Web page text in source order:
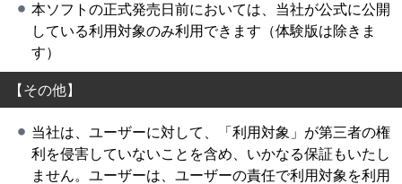
本ソフトの正式発売日前においては、当社が公式に公開
している利用対象のみ利用できます（体験版は除きま
す）
【その他】
当社は、ユーザーに対して、「利用対象」が第三者の権
利を侵害していないことを含め、いかなる保証もいたし
ません。ユーザーは、ユーザーの責任で利用対象を利用